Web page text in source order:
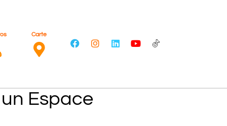
Carte
Espace